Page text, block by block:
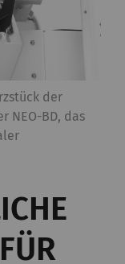
der
NEO-BD, das